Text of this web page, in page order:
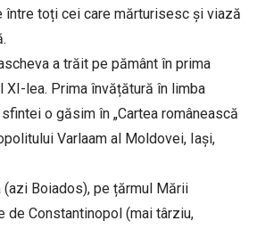
între toți cei care mărturisesc și viază
a trăit pe pământ în prima
XI-lea. Prima învățătură în limba
o găsim în „Cartea românească
Varlaam al Moldovei, Iași,
(azi Boiados), pe țărmul Mării
de Constantinopol (mai târziu,